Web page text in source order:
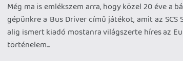
Még ma is emlékszem arra, hogy közel 20 éve a
gépünkre a Bus Driver című játékot, amit az
alig ismert kiadó mostanra világszerte híres az
történelem...